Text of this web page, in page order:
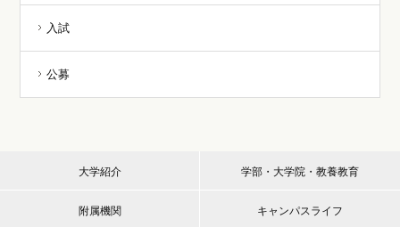
入試
公募
大学紹介 学部・大学院・教養教育
附属機関 キャンパスライフ